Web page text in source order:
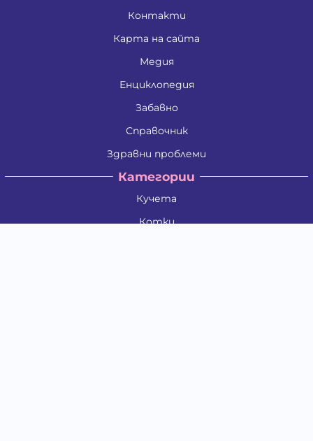
Контакти
Карта на сайта
Медия
Енциклопедия
Забавно
Справочник
Здравни проблеми
Категории
Кучета
Котки